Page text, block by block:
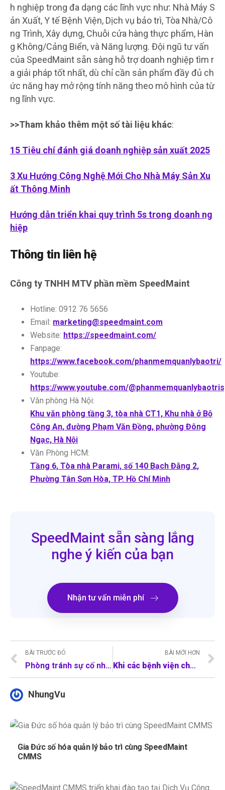
h nghiệp trong đa dạng các lĩnh vực như: Nhà Máy S
ản Xuất, Y tế Bệnh Viện, Dịch vụ bảo trì, Tòa Nhà/Cô
ng Trình, Xây dựng, Chuỗi cửa hàng thực phẩm, Hàn
g Không/Cảng Biển, và Năng lượng. Đội ngũ tư vấn
của SpeedMaint sẵn sàng hỗ trợ doanh nghiệp tìm r
a giải pháp tốt nhất, dù chỉ cần sản phẩm đầy đủ ch
ức năng hay mở rộng tính năng theo mô hình của từ
ng lĩnh vực.
>>Tham khảo thêm một số tài liệu khác:
15 Tiêu chí đánh giá doanh nghiệp sản xuất 2025
3 Xu Hướng Công Nghệ Mới Cho Nhà Máy Sản Xu
ất Thông Minh
Hướng dẫn triển khai quy trình 5s trong doanh ng
hiệp
Thông tin liên hệ
Công ty TNHH MTV phần mềm SpeedMaint
Hotline: 0912 76 5656
Email: marketing@speedmaint.com
Website: https://speedmaint.com/
Fanpage:
https://www.facebook.com/phanmemquanlybaotri/
Youtube:
https://www.youtube.com/
Văn phòng Hà Nội:
Khu văn phòng tầng 3, tòa nhà CT1, Khu nhà ở Bộ
Công An, đường Phạm Văn Đồng, phường Đông
Ngạc, Hà Nội
Văn Phòng HCM:
Tầng 6, Tòa nhà Parami, số 140 Bạch Đằng 2,
Phường Tân Sơn Hòa, TP. Hồ Chí Minh
SpeedMaint sẵn sàng lắng
nghe ý kiến của bạn
Nhận tư vấn miễn phí
BÀI TRƯỚC ĐÓ
Phòng tránh sự cố nhà máy thủy điện: Tầm quan trọng của quản lý hồ sơ kỹ thuật
BÀI MỚI HƠN
Khi các bệnh viện chuyển mình số hóa: Quản lý thiết bị y tế thông minh
NhungVu
Gia Đức số hóa quản lý bảo trì cùng SpeedMaint
CMMS